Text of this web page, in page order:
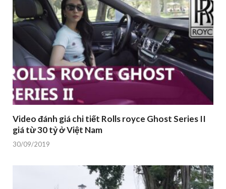
Video đánh giá chi tiết Rolls royce Ghost Series II
giá từ 30 tỷ ở Việt Nam
30/09/2019